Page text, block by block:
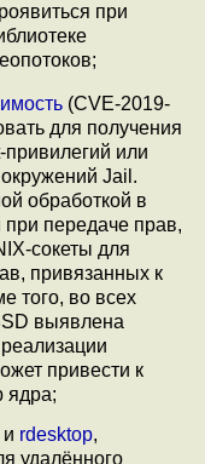
при
(CVE-2019-
для получения
или
Jail.
обработкой в
передаче прав,
сокеты для
привязанных к
того, во всех
выявлена
привести к
ядра;
и rdesktop,
удалённого